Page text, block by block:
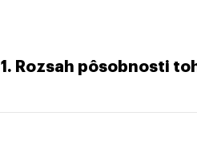
1. Rozsah pôsobnosti